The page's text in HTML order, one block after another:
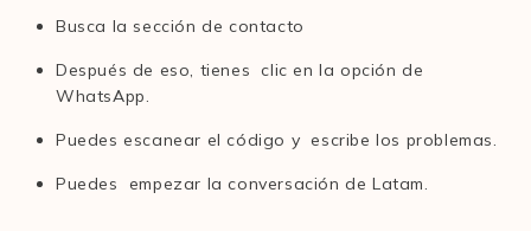
Busca la sección de contacto
Después de eso, tienes clic en la opción de
WhatsApp.
Puedes escanear el código y escribe los problemas.
Puedes empezar la conversación de Latam.